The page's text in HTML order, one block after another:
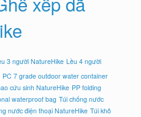
3 người NatureHike Lều 4 người
PC 7 grade outdoor water container
cứu sinh NatureHike PP folding
waterproof bag Túi chống nước
nước điện thoại NatureHike Túi khô